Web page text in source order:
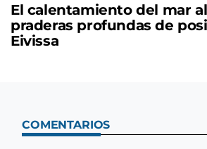
El calentamiento del mar
praderas profundas de
Eivissa
COMENTARIOS